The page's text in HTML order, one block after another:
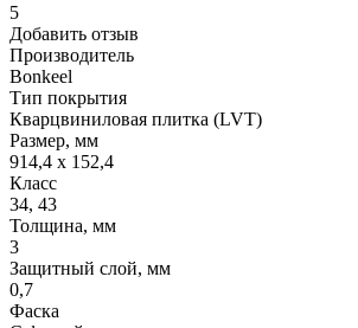
5
Добавить отзыв
Производитель
Bonkeel
Тип покрытия
Кварцвиниловая плитка (LVT)
Размер, мм
914,4 x 152,4
Класс
34, 43
Толщина, мм
3
Защитный слой, мм
0,7
Фаска